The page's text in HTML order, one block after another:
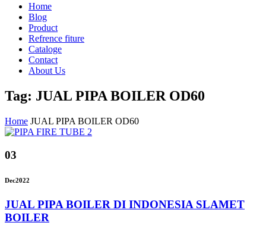
Home
Blog
Product
Refrence fiture
Cataloge
Contact
About Us
Tag: JUAL PIPA BOILER OD60
Home JUAL PIPA BOILER OD60
03
Dec2022
JUAL PIPA BOILER DI INDONESIA SLAMET
BOILER